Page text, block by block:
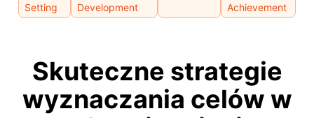
Setting
Development
Achievement
Skuteczne strategie
wyznaczania celów w